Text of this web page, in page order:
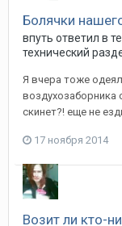
Болячки
впуть ответил в
технический
Я вчера тоже
скинет?! еще не
17 ноября 2014
Возит ли кто-